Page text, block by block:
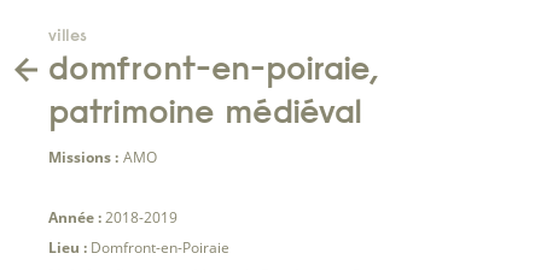
villes
domfront-en-poiraie,
patrimoine médiéval
Missions : AMO
Année :2018-2019
Lieu : Domfront-en-Poiraie